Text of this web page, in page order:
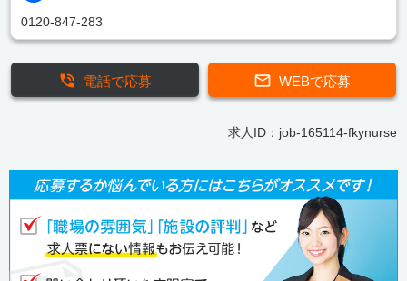
0120-847-283
WEBで応募
電話で応募
求人ID：job-165114-fkynurse